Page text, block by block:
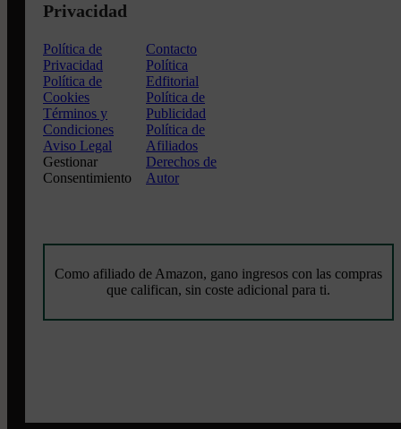
Privacidad
Política de
Privacidad
Política de
Cookies
Términos y
Condiciones
Aviso Legal
Gestionar
Consentimiento
Contacto
Política
Edfitorial
Política de
Publicidad
Política de
Afiliados
Derechos de
Autor
Como afiliado de Amazon, gano ingresos con las compras
que califican, sin coste adicional para ti.